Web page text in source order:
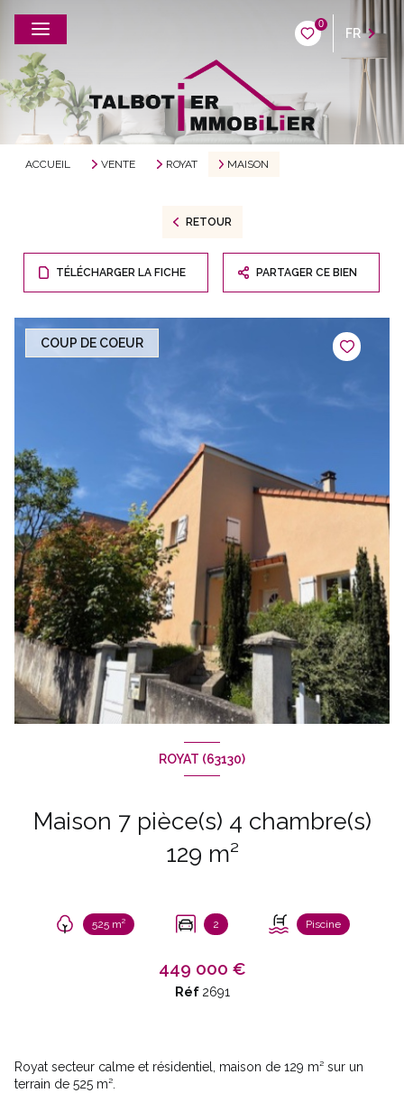
0
FR
ACCUEIL VENTE ROYAT MAISON
RETOUR
TÉLÉCHARGER LA FICHE PARTAGER CE BIEN
COUP DE COEUR
ROYAT (63130)
Maison 7 pièce(s) 4 chambre(s)
129 m²
525 m² 2 Piscine
449 000 €
Réf 2691
Royat secteur calme et résidentiel, maison de 129 m² sur un
terrain de 525 m².